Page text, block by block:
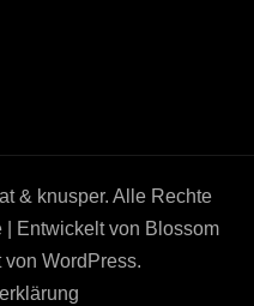
& knusper. Alle Rechte
| Entwickelt von Blossom
von WordPress.